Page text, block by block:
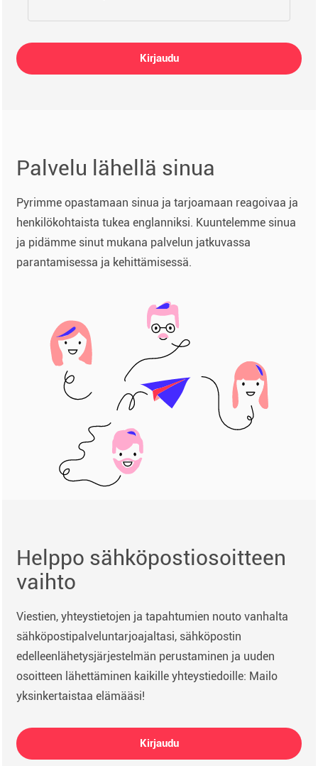
Kirjaudu
Palvelu lähellä sinua
Pyrimme opastamaan sinua ja tarjoamaan reagoivaa ja
henkilökohtaista tukea englanniksi. Kuuntelemme sinua
ja pidämme sinut mukana palvelun jatkuvassa
parantamisessa ja kehittämisessä.
Helppo sähköpostiosoitteen
vaihto
Viestien, yhteystietojen ja tapahtumien nouto vanhalta
sähköpostipalveluntarjoajaltasi, sähköpostin
edelleenlähetysjärjestelmän perustaminen ja uuden
osoitteen lähettäminen kaikille yhteystiedoille: Mailo
yksinkertaistaa elämääsi!
Kirjaudu